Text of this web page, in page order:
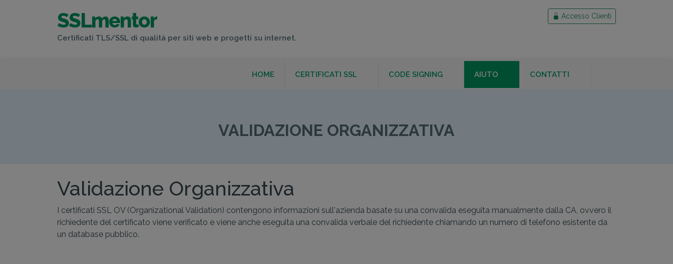
SSLmentor
Certificati TLS/SSL di qualità per siti web e progetti su internet.
Accesso Clienti
HOME CERTIFICATI SSL CODE SIGNING AIUTO CONTATTI
VALIDAZIONE ORGANIZZATIVA
VALIDAZIONE ORGANIZZATIVA
Validazione Organizzativa
I certificati SSL OV (Organizational Validation) contengono informazioni sull'azienda basate su una convalida eseguita manualmente dalla CA, ovvero il
richiedente del certificato viene verificato e viene anche eseguita una convalida verbale del richiedente chiamando un numero di telefono esistente da
un database pubblico.